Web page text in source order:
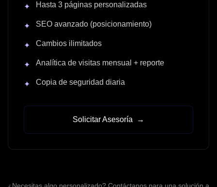
✦ Hasta 3 páginas personalizadas
✦ SEO avanzado (posicionamiento)
✦ Cambios ilimitados
✦ Analítica de visitas mensual + reporte
✦ Copia de seguridad diaria
Solicitar Asesoría →